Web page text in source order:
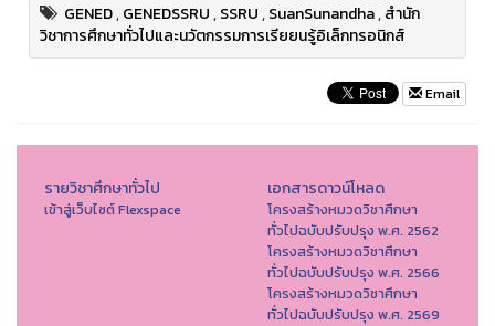
GENED,GENEDSSRU,SSRU,SuanSunandha,สำนัก
วิชาการศึกษาทั่วไปและนวัตกรรมการเรียยนรู้อิเล็กทรอนิกส์
Email
รายวิชาศึกษาทั่วไป
เข้าสู่เว็บไซต์ Flexspace
เอกสารดาวน์โหลด
โครงสร้างหมวดวิชาศึกษา
ทั่วไปฉบับปรับปรุง พ.ศ. 2562
โครงสร้างหมวดวิชาศึกษา
ทั่วไปฉบับปรับปรุง พ.ศ. 2566
โครงสร้างหมวดวิชาศึกษา
ทั่วไปฉบับปรับปรุง พ.ศ. 2569